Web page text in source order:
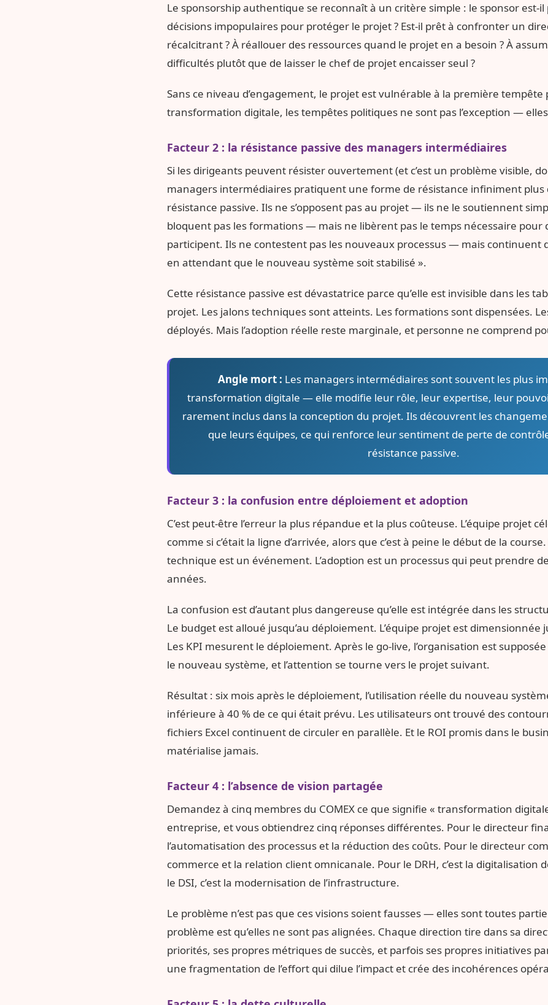
Le sponsorship authentique se reconnaît à un critère simple : le sponsor est-
décisions impopulaires pour protéger le projet ? Est-il prêt à confronter un
récalcitrant ? À réallouer des ressources quand le projet en a besoin ? À
difficultés plutôt que de laisser le chef de projet encaisser seul ?
Sans ce niveau d’engagement, le projet est vulnérable à la première tempête
transformation digitale, les tempêtes politiques ne sont pas l’exception —
Facteur 2 : la résistance passive des managers intermédiaires
Si les dirigeants peuvent résister ouvertement (et c’est un problème visible,
managers intermédiaires pratiquent une forme de résistance infiniment plus
résistance passive. Ils ne s’opposent pas au projet — ils ne le soutiennent
bloquent pas les formations — mais ne libèrent pas le temps nécessaire pour
participent. Ils ne contestent pas les nouveaux processus — mais continuent
en attendant que le nouveau système soit stabilisé ».
Cette résistance passive est dévastatrice parce qu’elle est invisible dans les
projet. Les jalons techniques sont atteints. Les formations sont dispensées.
déployés. Mais l’adoption réelle reste marginale, et personne ne comprend
Angle mort : Les managers intermédiaires sont souvent les plus
transformation digitale — elle modifie leur rôle, leur expertise, leur
rarement inclus dans la conception du projet. Ils découvrent les
que leurs équipes, ce qui renforce leur sentiment de perte de
résistance passive.
Facteur 3 : la confusion entre déploiement et adoption
C’est peut-être l’erreur la plus répandue et la plus coûteuse. L’équipe projet
comme si c’était la ligne d’arrivée, alors que c’est à peine le début de la
technique est un événement. L’adoption est un processus qui peut prendre
années.
La confusion est d’autant plus dangereuse qu’elle est intégrée dans les
Le budget est alloué jusqu’au déploiement. L’équipe projet est dimensionnée
Les KPI mesurent le déploiement. Après le go-live, l’organisation est
le nouveau système, et l’attention se tourne vers le projet suivant.
Résultat : six mois après le déploiement, l’utilisation réelle du nouveau
inférieure à 40 % de ce qui était prévu. Les utilisateurs ont trouvé des
fichiers Excel continuent de circuler en parallèle. Et le ROI promis dans le
matérialise jamais.
Facteur 4 : l’absence de vision partagée
Demandez à cinq membres du COMEX ce que signifie « transformation
entreprise, et vous obtiendrez cinq réponses différentes. Pour le directeur
l’automatisation des processus et la réduction des coûts. Pour le directeur
commerce et la relation client omnicanale. Pour le DRH, c’est la digitalisation
le DSI, c’est la modernisation de l’infrastructure.
Le problème n’est pas que ces visions soient fausses — elles sont toutes
problème est qu’elles ne sont pas alignées. Chaque direction tire dans sa
priorités, ses propres métriques de succès, et parfois ses propres initiatives
une fragmentation de l’effort qui dilue l’impact et crée des incohérences